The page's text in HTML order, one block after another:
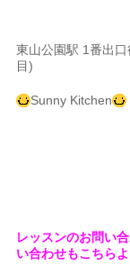
東山公園駅 1番出
目)
Sunny Kitchen
レッスンのお問い
い合わせもこちら